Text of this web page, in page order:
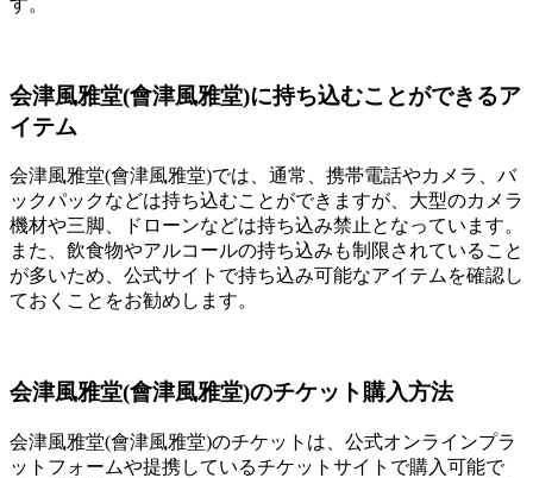
す。
会津風雅堂(會津風雅堂)に持ち込むことができるア
イテム
会津風雅堂(會津風雅堂)では、通常、携帯電話やカメラ、バ
ックパックなどは持ち込むことができますが、大型のカメラ
機材や三脚、ドローンなどは持ち込み禁止となっています。
また、飲食物やアルコールの持ち込みも制限されていること
が多いため、公式サイトで持ち込み可能なアイテムを確認し
ておくことをお勧めします。
会津風雅堂(會津風雅堂)のチケット購入方法
会津風雅堂(會津風雅堂)のチケットは、公式オンラインプラ
ットフォームや提携しているチケットサイトで購入可能で